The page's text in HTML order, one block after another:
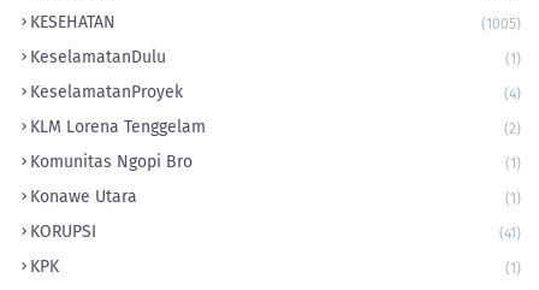
KESEHATAN (1005)
KeselamatanDulu (1)
KeselamatanProyek (4)
KLM Lorena Tenggelam (2)
Komunitas Ngopi Bro (1)
Konawe Utara (1)
KORUPSI (41)
KPK (1)